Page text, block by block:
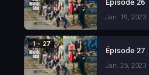
Épisode 26
Jan. 19, 2023
1 - 27
Épisode 27
Jan. 26, 2023